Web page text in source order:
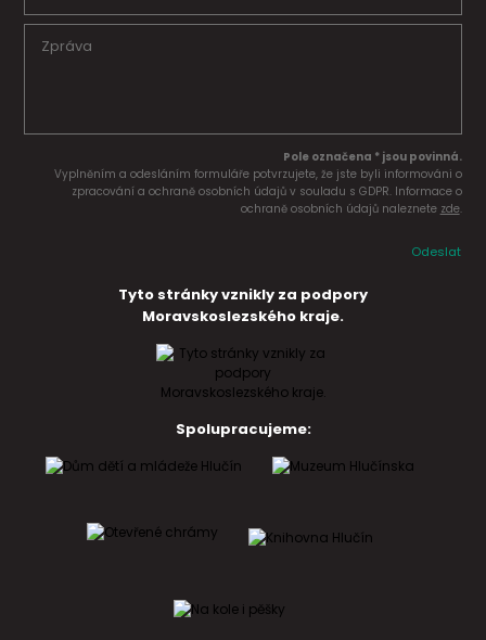
Pole označena * jsou povinná.
Vyplněním a odesláním formuláře potvrzujete, že jste byli informováni o
zpracování a ochraně osobních údajů v souladu s GDPR. Informace o
ochraně osobních údajů naleznete zde.
Odeslat
Tyto stránky vznikly za podpory
Moravskoslezského kraje.
Spolupracujeme: